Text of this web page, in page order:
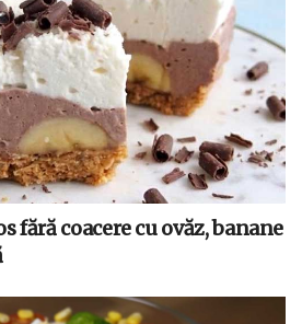
fără coacere cu ovăz, banane